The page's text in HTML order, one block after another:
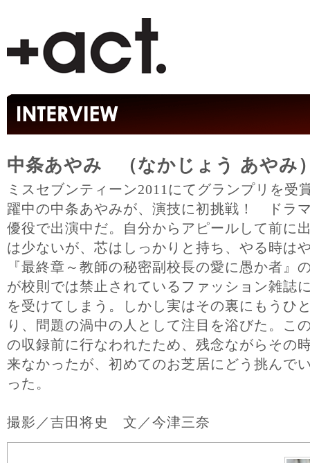
中条あやみ （なかじょう あやみ
ミスセブンティーン2011にてグランプリを受
躍中の中条あやみが、演技に初挑戦！ ドラ
優役で出演中だ。自分からアピールして前に
は少ないが、芯はしっかりと持ち、やる時は
『最終章～教師の秘密副校長の愛に愚か者』
が校則では禁止されているファッション雑誌
を受けてしまう。しかし実はその裏にもうひ
り、問題の渦中の人として注目を浴びた。こ
の収録前に行なわれたため、残念ながらその
来なかったが、初めてのお芝居にどう挑んで
った。
撮影／吉田将史 文／今津三奈